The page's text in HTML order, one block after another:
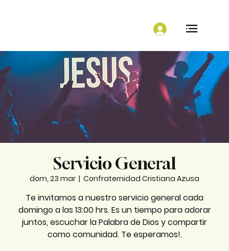
Servicio General
dom, 23 mar
  |
Confraternidad Cristiana Azusa
Te invitamos a nuestro servicio general cada
domingo a las 13:00 hrs. Es un tiempo para adorar
juntos, escuchar la Palabra de Dios y compartir
como comunidad. Te esperamos!.